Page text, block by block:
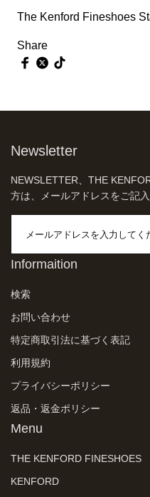
The Kenford Fineshoes
Share
Newsletter
NEWSLETTER、THE
方は、メールアドレスをご記
Informaition
検索
お問い合わせ
特定商取引法に基づく表記
利用規約
プライバシーポリシー
返品・返金ポリシー
Menu
THE KENFORD FINESHOES
KENFORD